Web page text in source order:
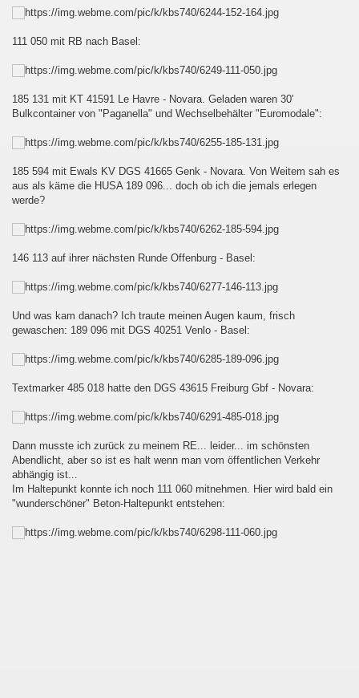
111 050 mit RB nach Basel:
185 131 mit KT 41591 Le Havre - Novara. Geladen waren 30'
Bulkcontainer von "Paganella" und Wechselbehälter "Euromodale":
185 594 mit Ewals KV DGS 41665 Genk - Novara. Von Weitem sah es
aus als käme die HUSA 189 096... doch ob ich die jemals erlegen
werde?
146 113 auf ihrer nächsten Runde Offenburg - Basel:
Und was kam danach? Ich traute meinen Augen kaum, frisch
gewaschen: 189 096 mit DGS 40251 Venlo - Basel:
Textmarker 485 018 hatte den DGS 43615 Freiburg Gbf - Novara:
Dann musste ich zurück zu meinem RE... leider... im schönsten
Abendlicht, aber so ist es halt wenn man vom öffentlichen Verkehr
abhängig ist...
Im Haltepunkt konnte ich noch 111 060 mitnehmen. Hier wird bald ein
"wunderschöner" Beton-Haltepunkt entstehen:
fließt